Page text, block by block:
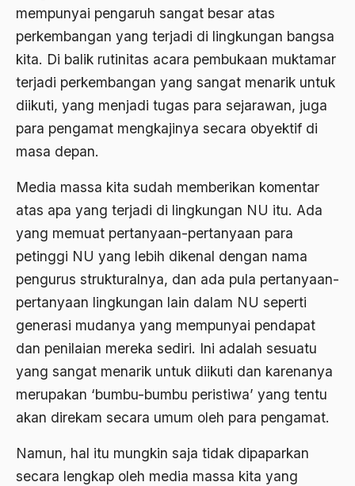
mempunyai pengaruh sangat besar atas
perkembangan yang terjadi di lingkungan bangsa
kita. Di balik rutinitas acara pembukaan muktamar
terjadi perkembangan yang sangat menarik untuk
diikuti, yang menjadi tugas para sejarawan, juga
para pengamat mengkajinya secara obyektif di
masa depan.
Media massa kita sudah memberikan komentar
atas apa yang terjadi di lingkungan NU itu. Ada
yang memuat pertanyaan-pertanyaan para
petinggi NU yang lebih dikenal dengan nama
pengurus strukturalnya, dan ada pula pertanyaan-
pertanyaan lingkungan lain dalam NU seperti
generasi mudanya yang mempunyai pendapat
dan penilaian mereka sediri. Ini adalah sesuatu
yang sangat menarik untuk diikuti dan karenanya
merupakan ‘bumbu-bumbu peristiwa’ yang tentu
akan direkam secara umum oleh para pengamat.
Namun, hal itu mungkin saja tidak dipaparkan
secara lengkap oleh media massa kita yang
1998
1997
1996
1995
1994
1993
1992
1991
1990
1989
1988
1986
1985
1983
Abu Sangkan
Abu Zayd
Ad-daulah
Adagium
Adaptif Islam
adat
Adat Ngada
Adat Pra-Islam
Adat Siri
Adi Sasono
Adil dan Makmur
Adipati Unus
Adnan Buyung Nasution